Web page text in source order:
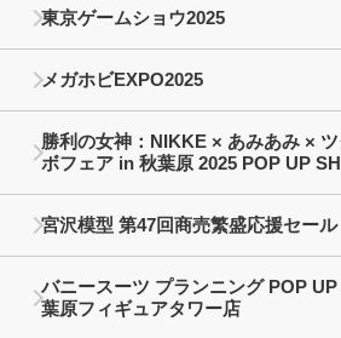
東京ゲームショウ2025
メガホビEXPO2025
勝利の女神：NIKKE × あみあみ ×
ボフェア in 秋葉原 2025 POP UP
宮沢模型 第47回商売繁盛応援セール
バニースーツ プランニング POP
葉原フィギュアタワー店